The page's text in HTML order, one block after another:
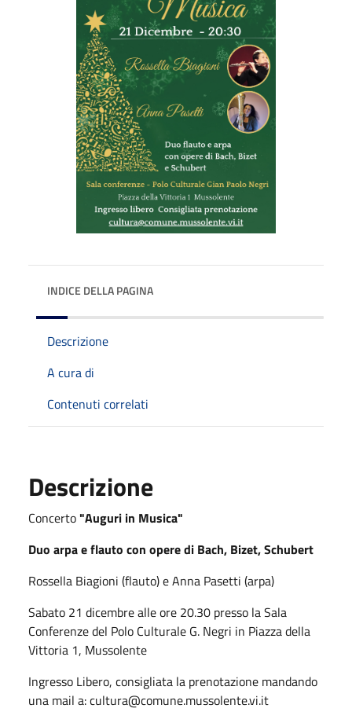
INDICE DELLA PAGINA
Descrizione
A cura di
Contenuti correlati
Descrizione
Concerto"Auguri in Musica"
Duo arpa e flauto con opere di Bach, Bizet, Schubert
Rossella Biagioni (flauto) e Anna Pasetti (arpa)
Sabato 21 dicembre alle ore 20.30 presso la Sala
Conferenze del Polo Culturale G. Negri in Piazza della
Vittoria 1, Mussolente
Ingresso Libero, consigliata la prenotazione mandando
una mail a: cultura@comune.mussolente.vi.it